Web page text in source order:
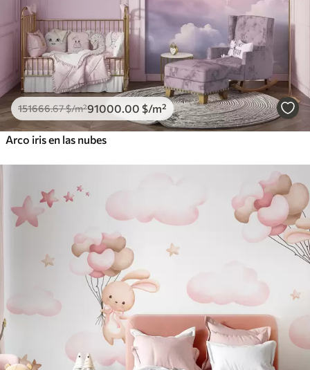
151666.67$/m²91000 .00 $/m²
Arco iris en las nubes